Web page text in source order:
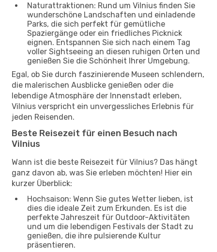
Naturattraktionen: Rund um Vilnius finden Sie
wunderschöne Landschaften und einladende
Parks, die sich perfekt für gemütliche
Spaziergänge oder ein friedliches Picknick
eignen. Entspannen Sie sich nach einem Tag
voller Sightseeing an diesen ruhigen Orten und
genießen Sie die Schönheit Ihrer Umgebung.
Egal, ob Sie durch faszinierende Museen schlendern,
die malerischen Ausblicke genießen oder die
lebendige Atmosphäre der Innenstadt erleben,
Vilnius verspricht ein unvergessliches Erlebnis für
jeden Reisenden.
Beste Reisezeit für einen Besuch nach
Vilnius
Wann ist die beste Reisezeit für Vilnius? Das hängt
ganz davon ab, was Sie erleben möchten! Hier ein
kurzer Überblick:
Hochsaison: Wenn Sie gutes Wetter lieben, ist
dies die ideale Zeit zum Erkunden. Es ist die
perfekte Jahreszeit für Outdoor-Aktivitäten
und um die lebendigen Festivals der Stadt zu
genießen, die ihre pulsierende Kultur
präsentieren.